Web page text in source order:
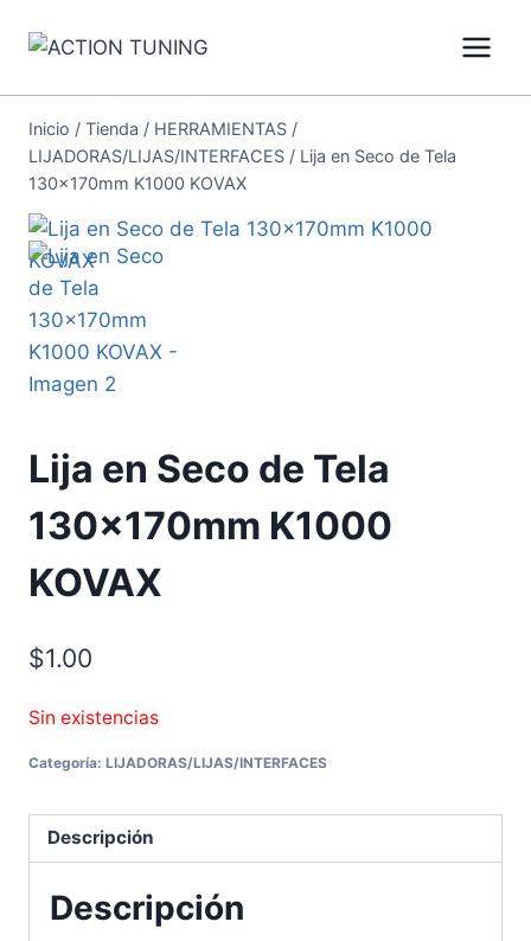
Inicio / Tienda / HERRAMIENTAS /
LIJADORAS/LIJAS/INTERFACES / Lija en Seco de Tela
130x170mm K1000 KOVAX
Lija en Seco de Tela
130x170mm K1000
KOVAX
$1.00
Sin existencias
Categoría: LIJADORAS/LIJAS/INTERFACES
Descripción
Descripción